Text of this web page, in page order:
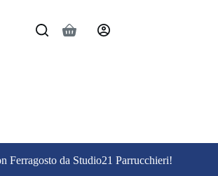
Carrello
Ferragosto da Studio21 Parrucchieri!